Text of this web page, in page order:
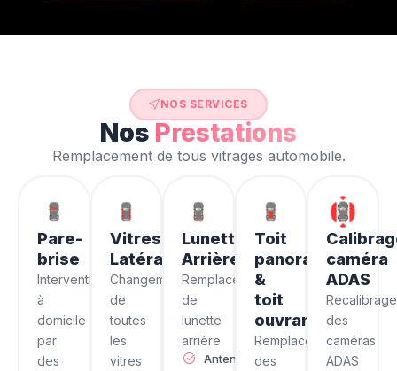
NOS SERVICES
Nos Prestations
Remplacement de tous vitrages automobile.
Pare-
brise
Intervention
à
domicile
par
des
Vitres
Latérales
Changement
de
toutes
les
vitres
Lunette
Arrière
Remplacement
de
lunette
arrière
Antenne
Toit
panoramique
&
toit
ouvrant
Remplacement
des
caméra
ADAS
Recalibrage
des
caméras
ADAS